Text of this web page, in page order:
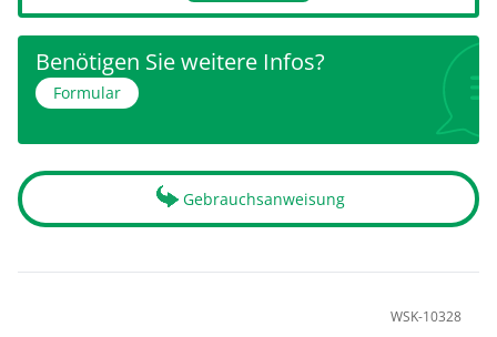
Benötigen Sie weitere Infos?
Formular
Gebrauchsanweisung
WSK-10328